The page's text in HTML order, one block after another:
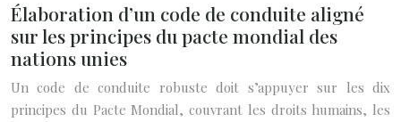
Élaboration d’un code de conduite aligné
sur les principes du pacte mondial des
nations unies
Un code de conduite robuste doit s’appuyer sur les dix
principes du Pacte Mondial, couvrant les droits humains, les